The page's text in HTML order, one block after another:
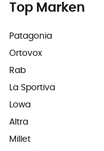
Top Marken
Patagonia
Ortovox
Rab
La Sportiva
Lowa
Altra
Millet